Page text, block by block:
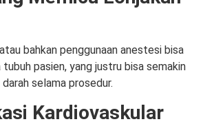
bahkan penggunaan anestesi bisa
pasien, yang justru bisa semakin
selama prosedur.
Kardiovaskular